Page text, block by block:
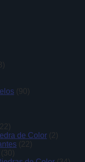
(90)
de Color (2)
(22)
(30)